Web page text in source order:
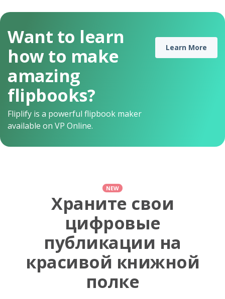
Want to learn
how to make
amazing
flipbooks?
Fliplify is a powerful flipbook maker
available on VP Online.
Learn More
NEW
Храните свои
цифровые
публикации на
красивой книжной
полке